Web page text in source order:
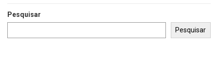
Pesquisar
Pesquisar